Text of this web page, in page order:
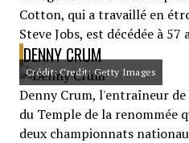
Cotton, qui a travaillé en
Steve Jobs, est décédée à 57
DENNY CRUM
Crédit: Credit: Getty Images
Denny Crum, l'entraîneur
du Temple de la renommée
deux championnats